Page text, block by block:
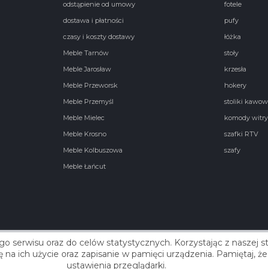
odstąpienie od umowy
dostawa i płatności
czasy i koszty dostawy
Meble Tarnów
Meble Jarosław
Meble Przeworsk
Meble Przemyśl
Meble Mielec
Meble Krosno
Meble Kolbuszowa
Meble Łańcut
fotele
pufy
łóżka
stoły
krzesła
hokery
stoliki
komody
szafki RTV
szafy
serwisu oraz do celów statystycznych. Korzystając z naszej
ich użycie oraz zapisanie w pamięci urządzenia. Pamiętaj,
ustawienia przeglądarki.